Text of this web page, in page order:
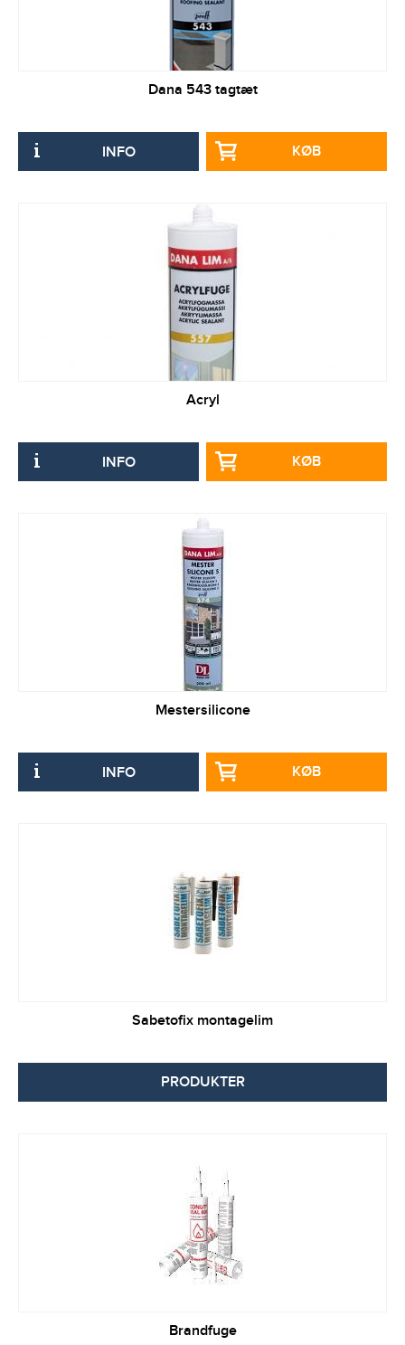
Dana 543 tagtæt
INFO KØB
Acryl
INFO KØB
Mestersilicone
INFO KØB
Sabetofix montagelim
PRODUKTER
Brandfuge